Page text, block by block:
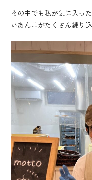
その中でも私が気に入っ
いあんこがたくさん練り